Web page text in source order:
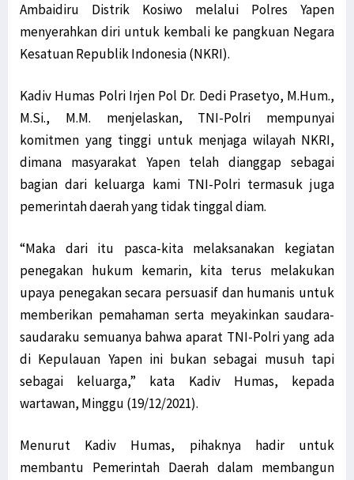
Ambaidiru Distrik Kosiwo melalui Polres Yapen
menyerahkan diri untuk kembali ke pangkuan Negara
Kesatuan Republik Indonesia (NKRI).
Kadiv Humas Polri Irjen Pol Dr. Dedi Prasetyo, M.Hum.,
M.Si., M.M. menjelaskan, TNI-Polri mempunyai
komitmen yang tinggi untuk menjaga wilayah NKRI,
dimana masyarakat Yapen telah dianggap sebagai
bagian dari keluarga kami TNI-Polri termasuk juga
pemerintah daerah yang tidak tinggal diam.
“Maka dari itu pasca-kita melaksanakan kegiatan
penegakan hukum kemarin, kita terus melakukan
upaya penegakan secara persuasif dan humanis untuk
memberikan pemahaman serta meyakinkan saudara-
saudaraku semuanya bahwa aparat TNI-Polri yang ada
di Kepulauan Yapen ini bukan sebagai musuh tapi
sebagai keluarga,” kata Kadiv Humas, kepada
wartawan, Minggu (19/12/2021).
Menurut Kadiv Humas, pihaknya hadir untuk
membantu Pemerintah Daerah dalam membangun